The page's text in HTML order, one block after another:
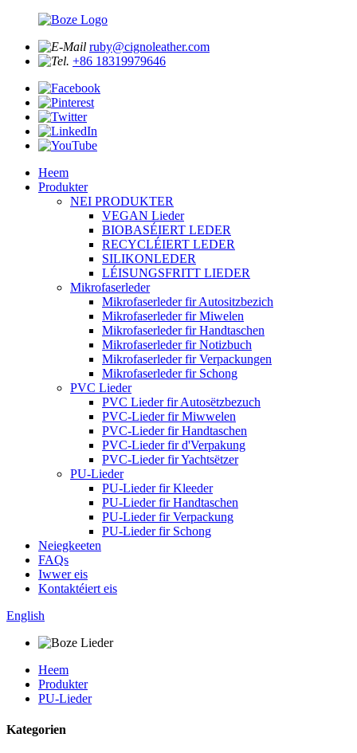
ruby@cignoleather.com
+86 18319979646
Heem
Produkter
NEI PRODUKTER
VEGAN Lieder
BIOBASÉIERT LEDER
RECYCLÉIERT LEDER
SILIKONLEDER
LÉISUNGSFRITT LIEDER
Mikrofaserleder
Mikrofaserleder fir Autositzbezich
Mikrofaserleder fir Miwelen
Mikrofaserleder fir Handtaschen
Mikrofaserleder fir Notizbuch
Mikrofaserleder fir Verpackungen
Mikrofaserleder fir Schong
PVC Lieder
PVC Lieder fir Autosëtzbezuch
PVC-Lieder fir Miwwelen
PVC-Lieder fir Handtaschen
PVC-Lieder fir d'Verpakung
PVC-Lieder fir Yachtsëtzer
PU-Lieder
PU-Lieder fir Kleeder
PU-Lieder fir Handtaschen
PU-Lieder fir Verpackung
PU-Lieder fir Schong
Neiegkeeten
FAQs
Iwwer eis
Kontaktéiert eis
English
Heem
Produkter
PU-Lieder
Kategorien